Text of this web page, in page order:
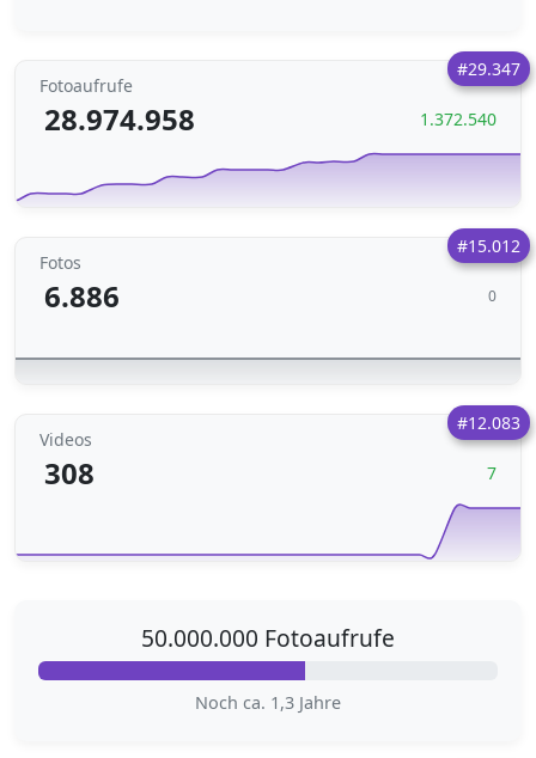
#29.347
Fotoaufrufe
28.974.958 1.372.540
#15.012
Fotos
6.886 0
#12.083
Videos
308 7
50.000.000 Fotoaufrufe
Noch ca. 1,3 Jahre